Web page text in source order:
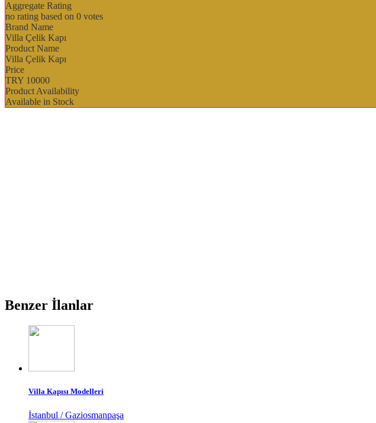
Aggregate Rating
no rating based on 0 votes
Brand Name
Villa Çelik Kapı
Product Name
Villa Çelik Kapı
Price
TRY 10000
Product Availability
Available in Stock
Benzer İlanlar
Villa Kapısı Modelleri
İstanbul / Gaziosmanpaşa